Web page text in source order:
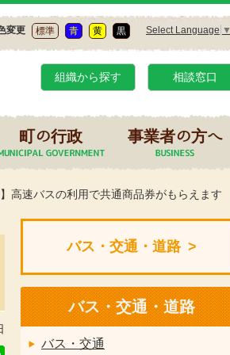
変更 標準 青 黄 黒 Select Language ▼
組織から探す 相談窓口
町の行政 事業者の方へ
速バスの利用で共通商品券がもらえます
バス・交通・道路
バス・交通・道路
バス・交通